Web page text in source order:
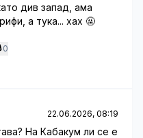
див запад, ама
а тука... хах 🤬
0
22.06.2026, 08:19
На Кабакум ли се е